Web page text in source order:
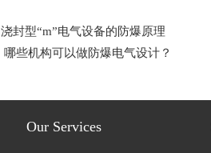
浇封型“m”电气设备的防爆原理
哪些机构可以做防爆电气设计？
Our Services